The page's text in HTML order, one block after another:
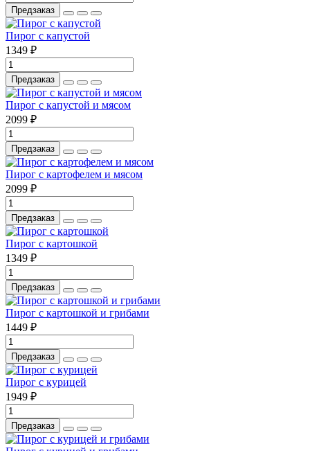
Предзаказ
Пирог с капустой
1349 ₽
Предзаказ
Пирог с капустой и мясом
2099 ₽
Предзаказ
Пирог с картофелем и мясом
2099 ₽
Предзаказ
Пирог с картошкой
1349 ₽
Предзаказ
Пирог с картошкой и грибами
1449 ₽
Предзаказ
Пирог с курицей
1949 ₽
Предзаказ